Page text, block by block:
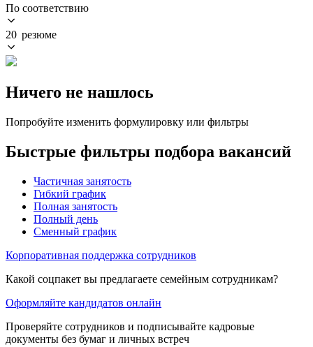
По соответствию
20 резюме
Ничего не нашлось
Попробуйте изменить формулировку или фильтры
Быстрые фильтры подбора вакансий
Частичная занятость
Гибкий график
Полная занятость
Полный день
Сменный график
Корпоративная поддержка сотрудников
Какой соцпакет вы предлагаете семейным сотрудникам?
Оформляйте кандидатов онлайн
Проверяйте сотрудников и подписывайте кадровые
документы без бумаг и личных встреч